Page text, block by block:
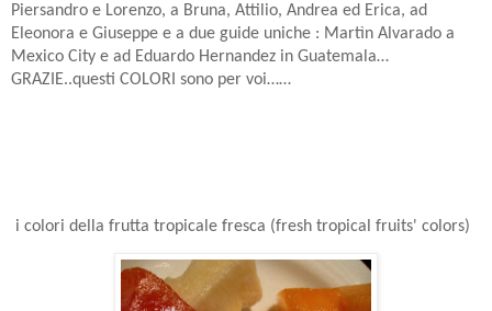
Piersandro e Lorenzo, a Bruna, Attilio, Andrea ed Erica, ad
Eleonora e Giuseppe e a due guide uniche : Martìn Alvarado a
Mexico City e ad Eduardo Hernandez in Guatemala…
GRAZIE..questi COLORI sono per voi……
i colori della frutta tropicale fresca (fresh tropical fruits' colors)